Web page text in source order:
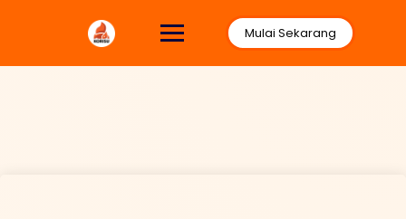
Mulai Sekarang